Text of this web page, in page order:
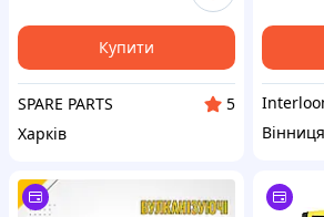
Купити
SPARE PARTS
5
Харків
Вінниця